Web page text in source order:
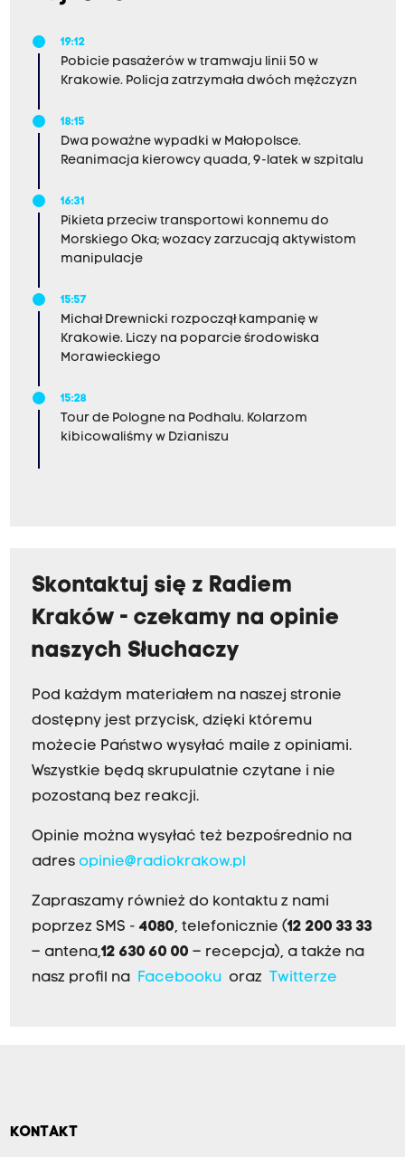
19:12
Pobicie pasażerów w tramwaju linii 50 w
Krakowie. Policja zatrzymała dwóch mężczyzn
18:15
Dwa poważne wypadki w Małopolsce.
Reanimacja kierowcy quada, 9-latek w szpitalu
16:31
Pikieta przeciw transportowi konnemu do
Morskiego Oka; wozacy zarzucają aktywistom
manipulacje
15:57
Michał Drewnicki rozpoczął kampanię w
Krakowie. Liczy na poparcie środowiska
Morawieckiego
15:28
Tour de Pologne na Podhalu. Kolarzom
kibicowaliśmy w Dzianiszu
Skontaktuj się z Radiem
Kraków - czekamy na opinie
naszych Słuchaczy
Pod każdym materiałem na naszej stronie
dostępny jest przycisk, dzięki któremu
możecie Państwo wysyłać maile z opiniami.
Wszystkie będą skrupulatnie czytane i nie
pozostaną bez reakcji.
Opinie można wysyłać też bezpośrednio na
adres opinie@radiokrakow.pl
Zapraszamy również do kontaktu z nami
poprzez SMS - 4080, telefonicznie (12 200 33 33
– antena,12 630 60 00 – recepcja), a także na
nasz profil na
Facebookuoraz Twitterze
KONTAKT